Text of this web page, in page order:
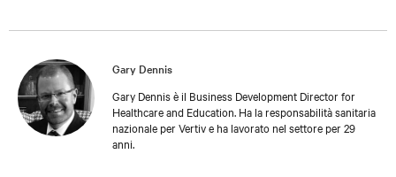
Gary Dennis
Gary Dennis è il Business Development Director for
Healthcare and Education. Ha la responsabilità sanitaria
nazionale per Vertiv e ha lavorato nel settore per 29
anni.